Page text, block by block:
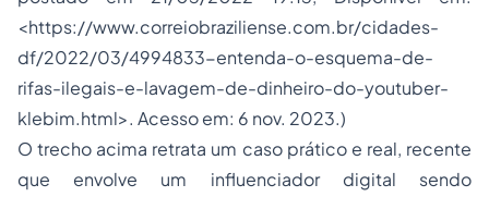
<https://www.correiobraziliense.com.br/cidades-
df/2022/03/4994833-entenda-o-esquema-de-
rifas-ilegais-e-lavagem-de-dinheiro-do-youtuber-
klebim.html>. Acesso em: 6 nov. 2023.)
O trecho acima retrata um caso prático e real, recente
que envolve um influenciador digital sendo